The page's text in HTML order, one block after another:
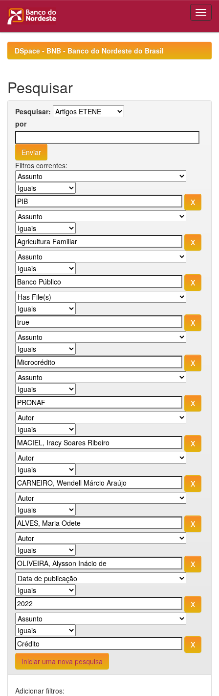
navigationDSpace - BNB - Banco do Nordeste do Brasil
Pesquisar
Pesquisar:
por
Filtros correntes:
Iniciar uma nova pesquisa
Adicionar filtros: